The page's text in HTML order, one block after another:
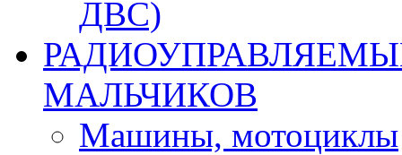
ДВС)
МАЛЬЧИКОВ
Машины, мотоциклы